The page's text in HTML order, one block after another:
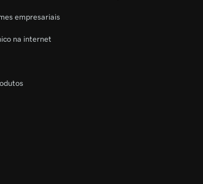
empresariais
na internet